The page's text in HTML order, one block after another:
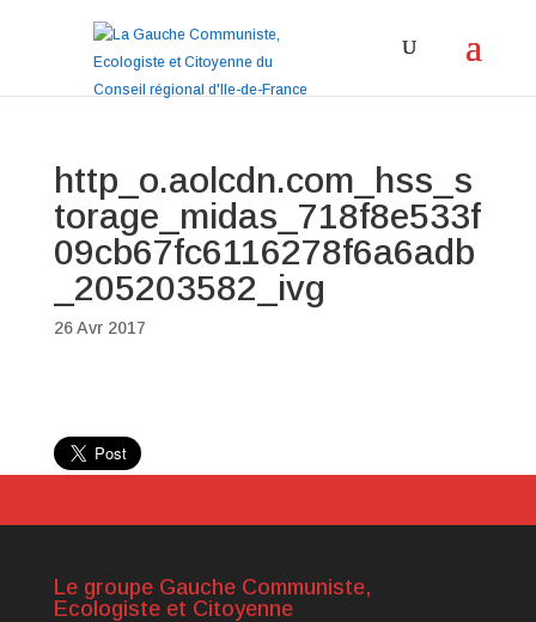
http_o.aolcdn.com_hss_s
torage_midas_718f8e533f
09cb67fc6116278f6a6adb
_205203582_ivg
26 Avr 2017
Le groupe Gauche Communiste,
Ecologiste et Citoyenne